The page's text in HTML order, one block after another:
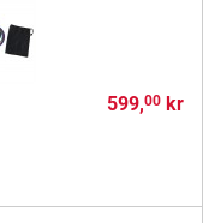
599,00kr